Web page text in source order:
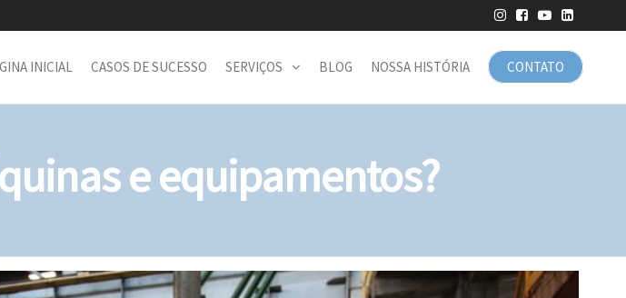
CONTATO
INICIAL CASOS DE SUCESSO SERVIÇOS BLOG NOSSA HISTÓRIA
e equipamentos?